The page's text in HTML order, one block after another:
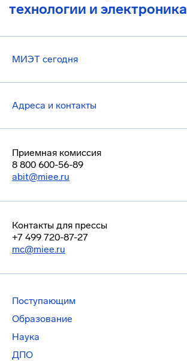
технологии и
МИЭТ сегодня
Адреса и контакты
Приемная комиссия
8 800 600-56-89
abit@miee.ru
Контакты для прессы
+7 499 720-87-27
mc@miee.ru
Поступающим
Образование
Наука
ДПО